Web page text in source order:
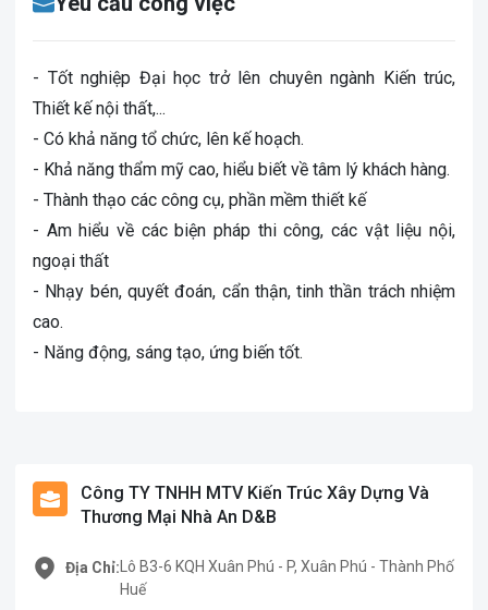
- Tốt nghiệp Đại học trở lên chuyên ngành Kiến trúc,
Thiết kế nội thất,...
- Có khả năng tổ chức, lên kế hoạch.
- Khả năng thẩm mỹ cao, hiểu biết về tâm lý khách hàng.
- Thành thạo các công cụ, phần mềm thiết kế
- Am hiểu về các biện pháp thi công, các vật liệu nội,
ngoại thất
- Nhạy bén, quyết đoán, cẩn thận, tinh thần trách nhiệm
cao.
- Năng động, sáng tạo, ứng biến tốt.
Công TY TNHH MTV Kiến Trúc Xây Dựng Và
Thương Mại Nhà An D&B
Địa Chỉ: Lô B3-6 KQH Xuân Phú - P, Xuân Phú - Thành Phố
Huế